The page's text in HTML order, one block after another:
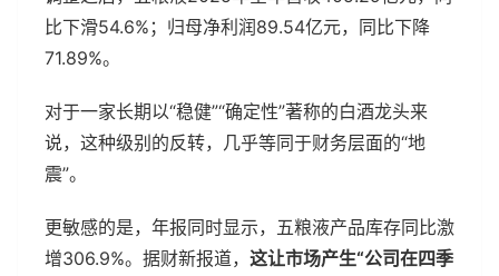
比下滑54.6%；归母净利润89.54亿元，同比下降
71.89%。
对于一家长期以“稳健”“确定性”著称的白酒龙头来
说，这种级别的反转，几乎等同于财务层面的“地
震”。
更敏感的是，年报同时显示，五粮液产品库存同比激
增306.9%。据财新报道， 这让市场产生“公司在四季